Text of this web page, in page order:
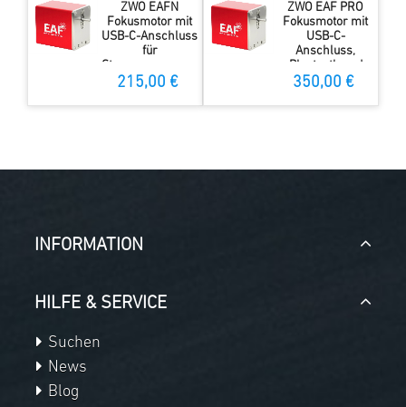
ZWO EAFN
Fokusmotor mit
USB-C-Anschluss
für
Stromversorgung
und
g
215,00 €
ZWO EAF PRO
Fokusmotor mit
USB-C-
Anschluss,
Bluetooth und
integriertem Akku
350,00 €
INFORMATION
HILFE & SERVICE
Suchen
News
Blog